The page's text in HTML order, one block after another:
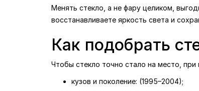
Менять стекло, а не фару целиком,
восстанавливаете яркость света и
Как подобрать
Чтобы стекло точно стало на место,
кузов и поколение: (1995–2004);